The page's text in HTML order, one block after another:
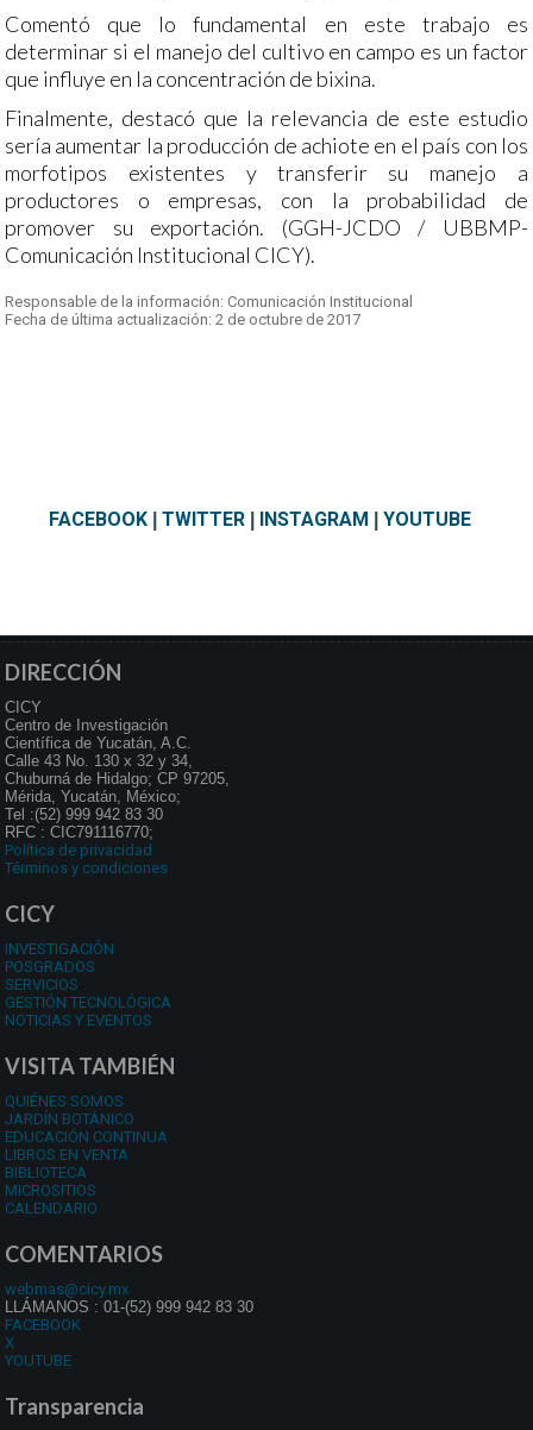
Comentó que lo fundamental en este trabajo es
determinar si el manejo del cultivo en campo es un factor
que influye en la concentración de bixina.
Finalmente, destacó que la relevancia de este estudio
sería aumentar la producción de achiote en el país con los
morfotipos existentes y transferir su manejo a
productores o empresas, con la probabilidad de
promover su exportación. (GGH-JCDO / UBBMP-
Comunicación Institucional CICY).
Responsable de la información: Comunicación Institucional
Fecha de última actualización: 2 de octubre de 2017
FACEBOOK TWITTER INSTAGRAM YOUTUBE
DIRECCIÓN
CICY
Centro de Investigación
Científica de Yucatán, A.C.
Calle 43 No. 130 x 32 y 34,
Chuburná de Hidalgo; CP 97205,
Mérida, Yucatán, México;
Tel :(52) 999 942 83 30
RFC : CIC791116770;
Política de privacidad
Términos y condiciones
CICY
INVESTIGACIÓN
POSGRADOS
SERVICIOS
GESTIÓN TECNOLÓGICA
NOTICIAS Y EVENTOS
VISITA TAMBIÉN
QUIÉNES SOMOS
JARDÍN BOTÁNICO
EDUCACIÓN CONTINUA
LIBROS EN VENTA
BIBLIOTECA
MICROSITIOS
CALENDARIO
COMENTARIOS
webmas@cicy.mx
LLÁMANOS : 01-(52) 999 942 83 30
FACEBOOK
X
YOUTUBE
Transparencia